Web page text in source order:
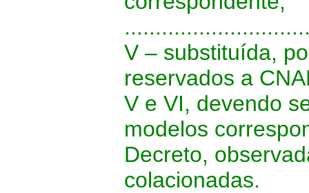
V – substituída,
reservados a
V e VI, devendo
modelos
Decreto,
colacionadas.